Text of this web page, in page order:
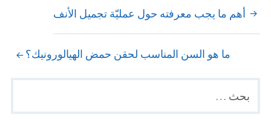
POST
NAVIGATION
أهم ما يجب معرفته حول عمليّة تجميل الأنف
ما هو السن المناسب لحقن حمض الهيالورونيك؟
SIDEBAR
البحث
عن: